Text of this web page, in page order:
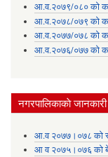
आ.व.२०७९/०८० को
आ.व.२०७८/०७९ को
आ.व.२०७७/०७८ को
आ.व.२०७६/०७७ को
नगरपालिकाकाे
आ.व २०७७।०७८ को
आ व २०७५।०७६ को